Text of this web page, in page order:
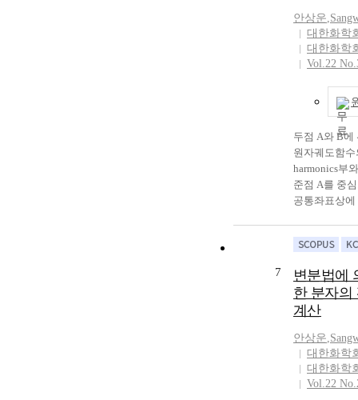
calculated
moment for
of HCl
agreement
spherical
other the
method of
matrix
integrals for
numerical
dipole
elements
methods are
with each
안상운,
대한화학
대한화학
Vol.22
두점 A와 B에
원자궤도함수
harmonics부
준점 A를 중
공통좌표상
overlap
이용하여
H_6$ 및
산하였을 때
Mulliken의
다. Slater
located at
7
변분법에
한 분자의
계산
안상운,
대한화학
대한화학
Vol.22